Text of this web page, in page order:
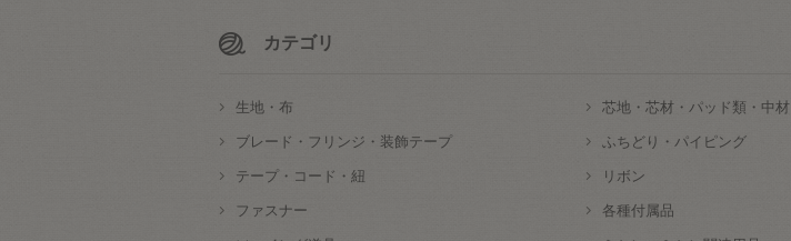
カテゴリ
生地・布 芯地・芯材・パッド類・中材
ブレード・フリンジ・装飾テープ ふちどり・パイピング
テープ・コード・紐 リボン
ファスナー 各種付属品